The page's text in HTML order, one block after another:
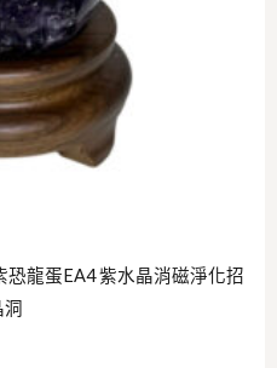
龍蛋EA4 紫水晶消磁淨化招